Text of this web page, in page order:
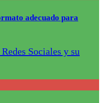
adecuado para